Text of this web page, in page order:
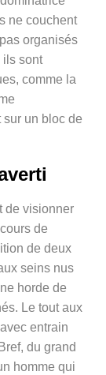
ne couchent
organisés
ils sont
comme la
un bloc de
de visionner
de
de deux
seins nus
horde de
Le tout aux
entrain
du grand
homme qui